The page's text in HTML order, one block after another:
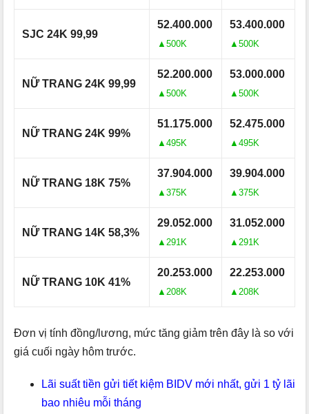
SJC 24K 99,99
52.400.000
▲500K
53.400.000
▲500K
NỮ TRANG 24K 99,99
52.200.000
▲500K
53.000.000
▲500K
NỮ TRANG 24K 99%
51.175.000
▲495K
52.475.000
▲495K
NỮ TRANG 18K 75%
37.904.000
▲375K
39.904.000
▲375K
NỮ TRANG 14K 58,3%
29.052.000
▲291K
31.052.000
▲291K
NỮ TRANG 10K 41%
20.253.000
▲208K
22.253.000
▲208K
Đơn vị tính đồng/lương, mức tăng giảm trên đây là so với
giá cuối ngày hôm trước.
Lãi suất tiền gửi tiết kiệm BIDV mới nhất, gửi 1 tỷ lãi
bao nhiêu mỗi tháng